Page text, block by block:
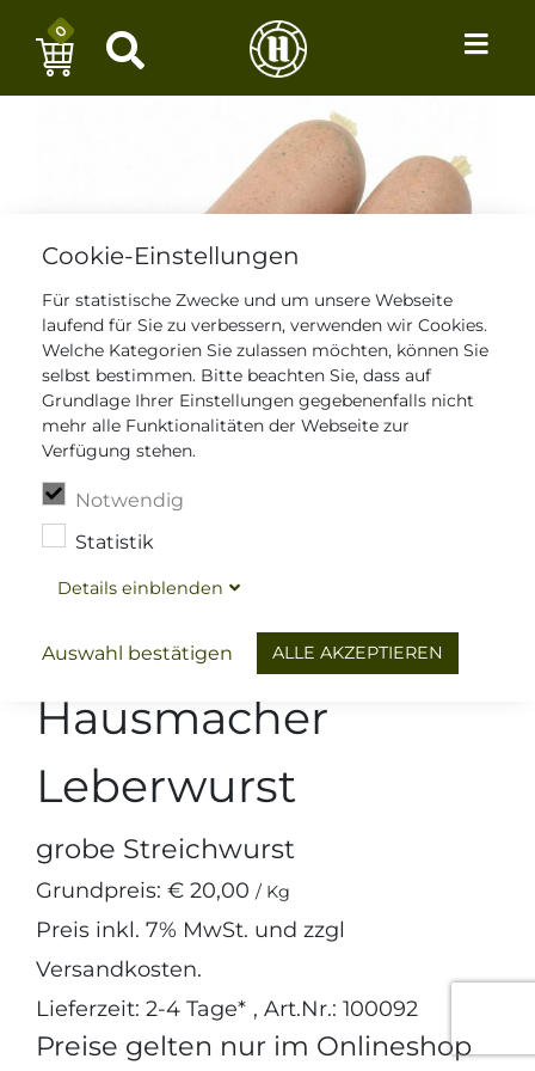
Cookie-Einstellungen
Für statistische Zwecke und um unsere Webseite
laufend für Sie zu verbessern, verwenden wir Cookies.
Welche Kategorien Sie zulassen möchten, können Sie
selbst bestimmen. Bitte beachten Sie, dass auf
Grundlage Ihrer Einstellungen gegebenenfalls nicht
mehr alle Funktionalitäten der Webseite zur
Verfügung stehen.
Notwendig
Statistik
Details einblenden
Auswahl bestätigen ALLE AKZEPTIEREN
0
Wurst
Hausmacher
Leberwurst
grobe Streichwurst
Grundpreis: € 20,00 / Kg
Preis inkl. 7% MwSt. und zzgl
Versandkosten.
Lieferzeit: 2-4 Tage* , Art.Nr.: 100092
Preise gelten nur im Onlineshop